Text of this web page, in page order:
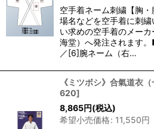
空手着ネーム刺繍【胸
場名などを空手着に刺
い求めの空手着のメー
海堂）へ発注されます
／[6]腕ネーム（右…
《ミツボシ》合氣道衣
620]
8,865円(税込)
希望小売価格: 11,550円